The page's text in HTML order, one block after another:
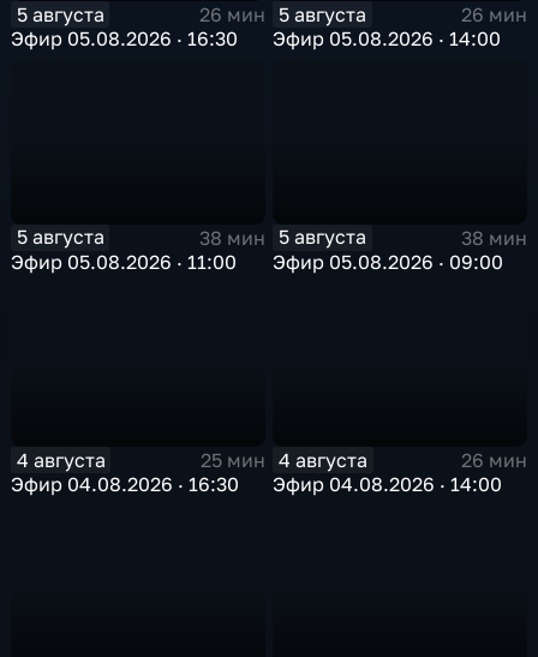
5 августа
26 мин
Эфир 05.08.2026 · 16:30
5 августа
26 мин
Эфир 05.08.2026 · 14:00
5 августа
38 мин
Эфир 05.08.2026 · 11:00
5 августа
38 мин
Эфир 05.08.2026 · 09:00
4 августа
25 мин
Эфир 04.08.2026 · 16:30
4 августа
26 мин
Эфир 04.08.2026 · 14:00